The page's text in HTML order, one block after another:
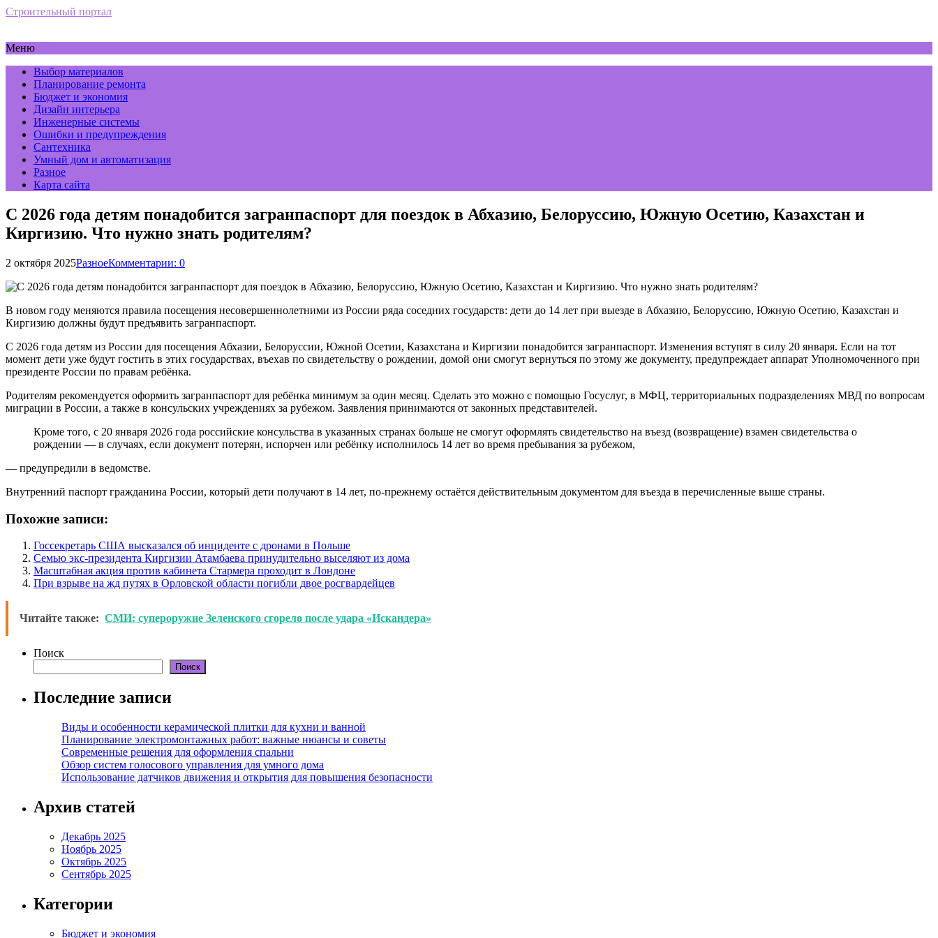
Строительный портал
Меню
Выбор материалов
Планирование ремонта
Бюджет и экономия
Дизайн интерьера
Инженерные системы
Ошибки и предупреждения
Сантехника
Умный дом и автоматизация
Разное
Карта сайта
С 2026 года детям понадобится загранпаспорт для поездок в Абхазию, Белоруссию, Южную Осетию, Казахстан и
Киргизию. Что нужно знать родителям?
2 октября 2025РазноеКомментарии: 0
В новом году меняются правила посещения несовершеннолетними из России ряда соседних государств: дети до 14 лет при выезде в Абхазию, Белоруссию, Южную Осетию, Казахстан и
Киргизию должны будут предъявить загранпаспорт.
С 2026 года детям из России для посещения Абхазии, Белоруссии, Южной Осетии, Казахстана и Киргизии понадобится загранпаспорт. Изменения вступят в силу 20 января. Если на тот
момент дети уже будут гостить в этих государствах, въехав по свидетельству о рождении, домой они смогут вернуться по этому же документу, предупреждает аппарат Уполномоченного при
президенте России по правам ребёнка.
Родителям рекомендуется оформить загранпаспорт для ребёнка минимум за один месяц. Сделать это можно с помощью Госуслуг, в МФЦ, территориальных подразделениях МВД по вопросам
миграции в России, а также в консульских учреждениях за рубежом. Заявления принимаются от законных представителей.
Кроме того, с 20 января 2026 года российские консульства в указанных странах больше не смогут оформлять свидетельство на въезд (возвращение) взамен свидетельства о
рождении — в случаях, если документ потерян, испорчен или ребёнку исполнилось 14 лет во время пребывания за рубежом,
— предупредили в ведомстве.
Внутренний паспорт гражданина России, который дети получают в 14 лет, по-прежнему остаётся действительным документом для въезда в перечисленные выше страны.
Похожие записи:
Госсекретарь США высказался об инциденте с дронами в Польше
Семью экс-президента Киргизии Атамбаева принудительно выселяют из дома
Масштабная акция против кабинета Стармера проходит в Лондоне
При взрыве на жд путях в Орловской области погибли двое росгвардейцев
Читайте также: СМИ: супероружие Зеленского сгорело после удара «Искандера»
Поиск
Поиск
Последние записи
Виды и особенности керамической плитки для кухни и ванной
Планирование электромонтажных работ: важные нюансы и советы
Современные решения для оформления спальни
Обзор систем голосового управления для умного дома
Использование датчиков движения и открытия для повышения безопасности
Архив статей
Декабрь 2025
Ноябрь 2025
Октябрь 2025
Сентябрь 2025
Категории
Бюджет и экономия